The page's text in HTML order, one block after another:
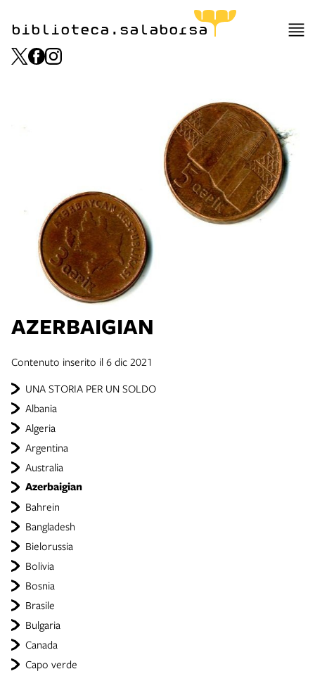
biblioteca.salaborsa
UNA STORIA PER UN SOLDO
Albania
Algeria
Argentina
Australia
Azerbaigian
Bahrein
Bangladesh
Bielorussia
Bolivia
Bosnia
Brasile
Bulgaria
Canada
Capo verde
AZERBAIGIAN
Contenuto inserito il 6 dic 2021